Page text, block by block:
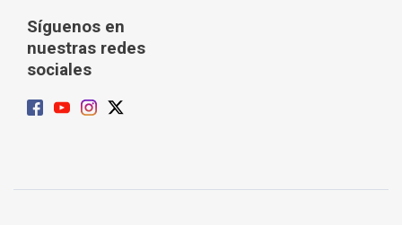
Síguenos en
nuestras redes
sociales